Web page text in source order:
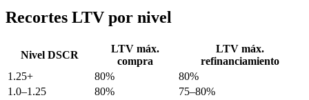
Recortes LTV por nivel
Nivel DSCR
LTV máx.
compra
LTV máx.
refinanciamiento
1.25+
80%
80%
1.0–1.25
80%
75–80%